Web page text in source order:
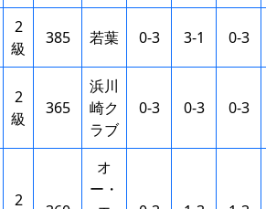
2
級
385 若葉 0-3 3-1 0-3
2
級
365
浜川
崎ク
ラブ
0-3 0-3 0-3
2
オ
ー・